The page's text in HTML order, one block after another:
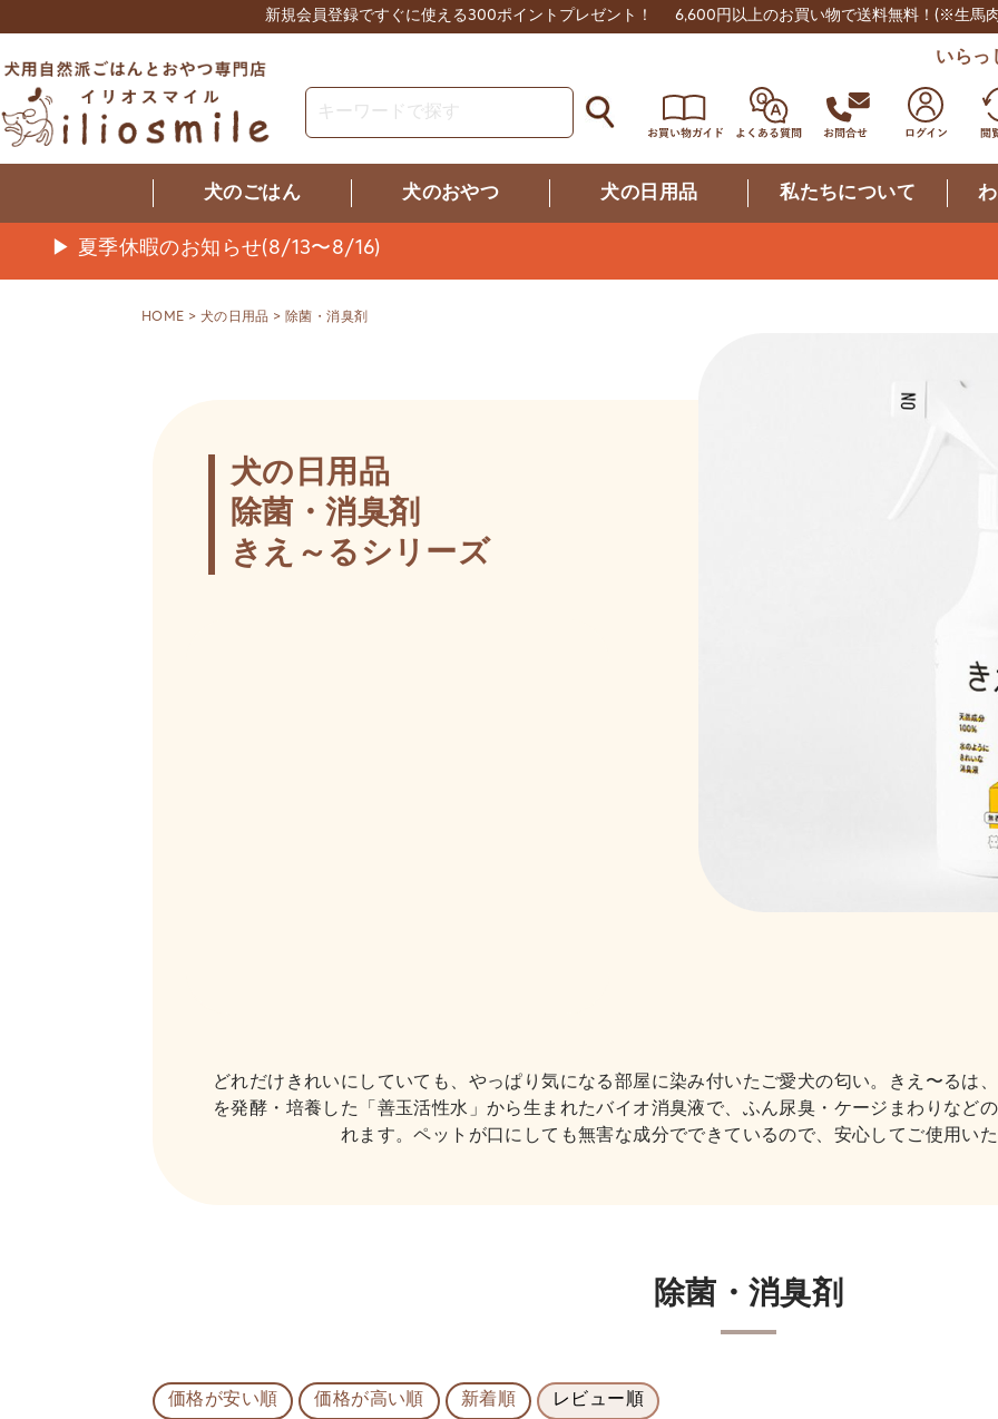
新規会員登録ですぐに使える300ポイントプレゼント！ 6,600円以上のお買い物で送料無料！ (※生馬
いら
犬のごはん 犬のおやつ 犬の日用品 私たちについて
▶ 夏季休暇のお知らせ(8/13〜8/16)
HOME 犬の日用品 除菌・消臭剤
犬の日用品
除菌・消臭剤
きえ～るシリーズ
どれだけきれいにしていても、やっぱり気になる部屋に染み付いたご愛犬の匂い。きえ〜るは
を発酵・培養した「善玉活性水」から生まれたバイオ消臭液で、ふん尿臭・ケージまわりなど
れます。ペットが口にしても無害な成分でできているので、安心してご使用い
除菌・消臭剤
価格が安い順 価格が高い順 新着順 レビュー順